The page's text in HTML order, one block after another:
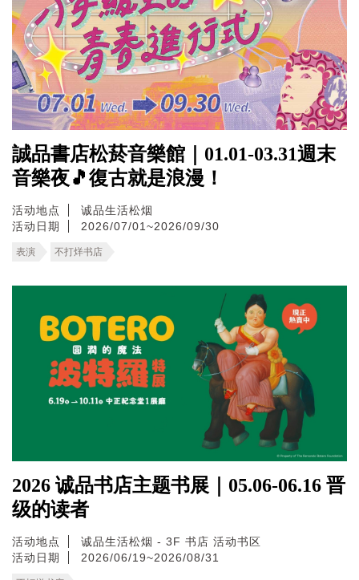
誠品書店松菸音樂館｜01.01-03.31週末
音樂夜🎵復古就是浪漫！
活动地点
诚品生活松烟
活动日期
2026/07/01~2026/09/30
表演 不打烊书店
2026 诚品书店主题书展｜05.06-06.16 晋
级的读者
活动地点
诚品生活松烟 - 3F 书店 活动书区
活动日期
2026/06/19~2026/08/31